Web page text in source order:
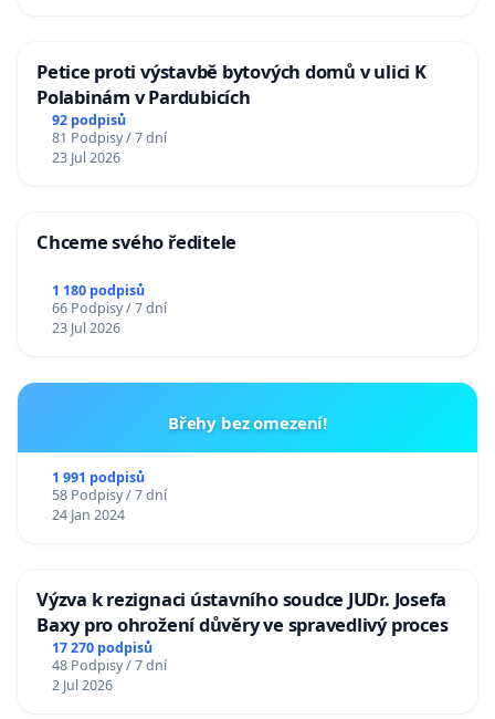
Petice proti výstavbě bytových domů v ulici K
Polabinám v Pardubicích
92 podpisů
81 Podpisy / 7 dní
23 Jul 2026
Chceme svého ředitele
1 180 podpisů
66 Podpisy / 7 dní
23 Jul 2026
Břehy bez omezení!
1 991 podpisů
58 Podpisy / 7 dní
24 Jan 2024
Výzva k rezignaci ústavního soudce JUDr. Josefa
Baxy pro ohrožení důvěry ve spravedlivý proces
17 270 podpisů
48 Podpisy / 7 dní
2 Jul 2026